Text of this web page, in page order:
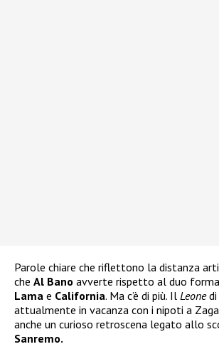
Parole chiare che riflettono la distanza
che Al Bano avverte rispetto al duo
Lama e California. Ma c’è di più. Il Leonedi
attualmente in vacanza con i nipoti a
anche un curioso retroscena legato allo
Sanremo.